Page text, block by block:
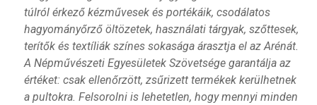
túlról érkező kézművesek és portékáik, csodálatos
hagyományőrző öltözetek, használati tárgyak, szőttesek,
terítők és textíliák színes sokasága árasztja el az Arénát.
A Népművészeti Egyesületek Szövetsége garantálja az
értéket: csak ellenőrzött, zsűrizett termékek kerülhetnek
a pultokra. Felsorolni is lehetetlen, hogy mennyi minden